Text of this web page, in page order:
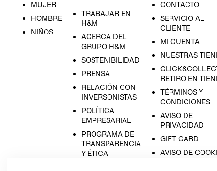
MUJER
HOMBRE
NIÑOS
TRABAJAR EN
H&M
ACERCA DEL
GRUPO H&M
SOSTENIBILIDAD
PRENSA
RELACIÓN CON
INVERSONISTAS
POLÍTICA
EMPRESARIAL
PROGRAMA DE
TRANSPARENCIA
Y ÉTICA
CONTACTO
SERVICIO AL
CLIENTE
MI CUENTA
NUESTRAS
RETIRO EN
TÉRMINOS Y
CONDICIONES
AVISO DE
PRIVACIDAD
GIFT CARD
AVISO DE